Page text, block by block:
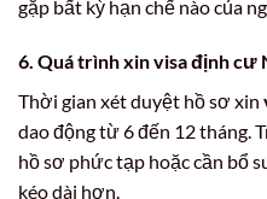
gặp bất kỳ hạn chế nào của
6. Quá trình xinvisa định cư
Thời gian xét duyệt hồ sơ xin
dao động từ 6 đến 12 tháng.
hồ sơ phức tạp hoặc cần bổ
kéo dài hơn.